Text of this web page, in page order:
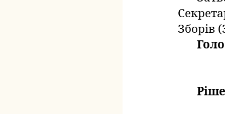
Зборів